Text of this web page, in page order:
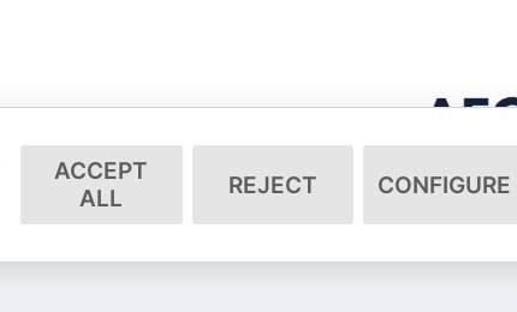
ACCEPT
ALL
REJECT CONFIGURE